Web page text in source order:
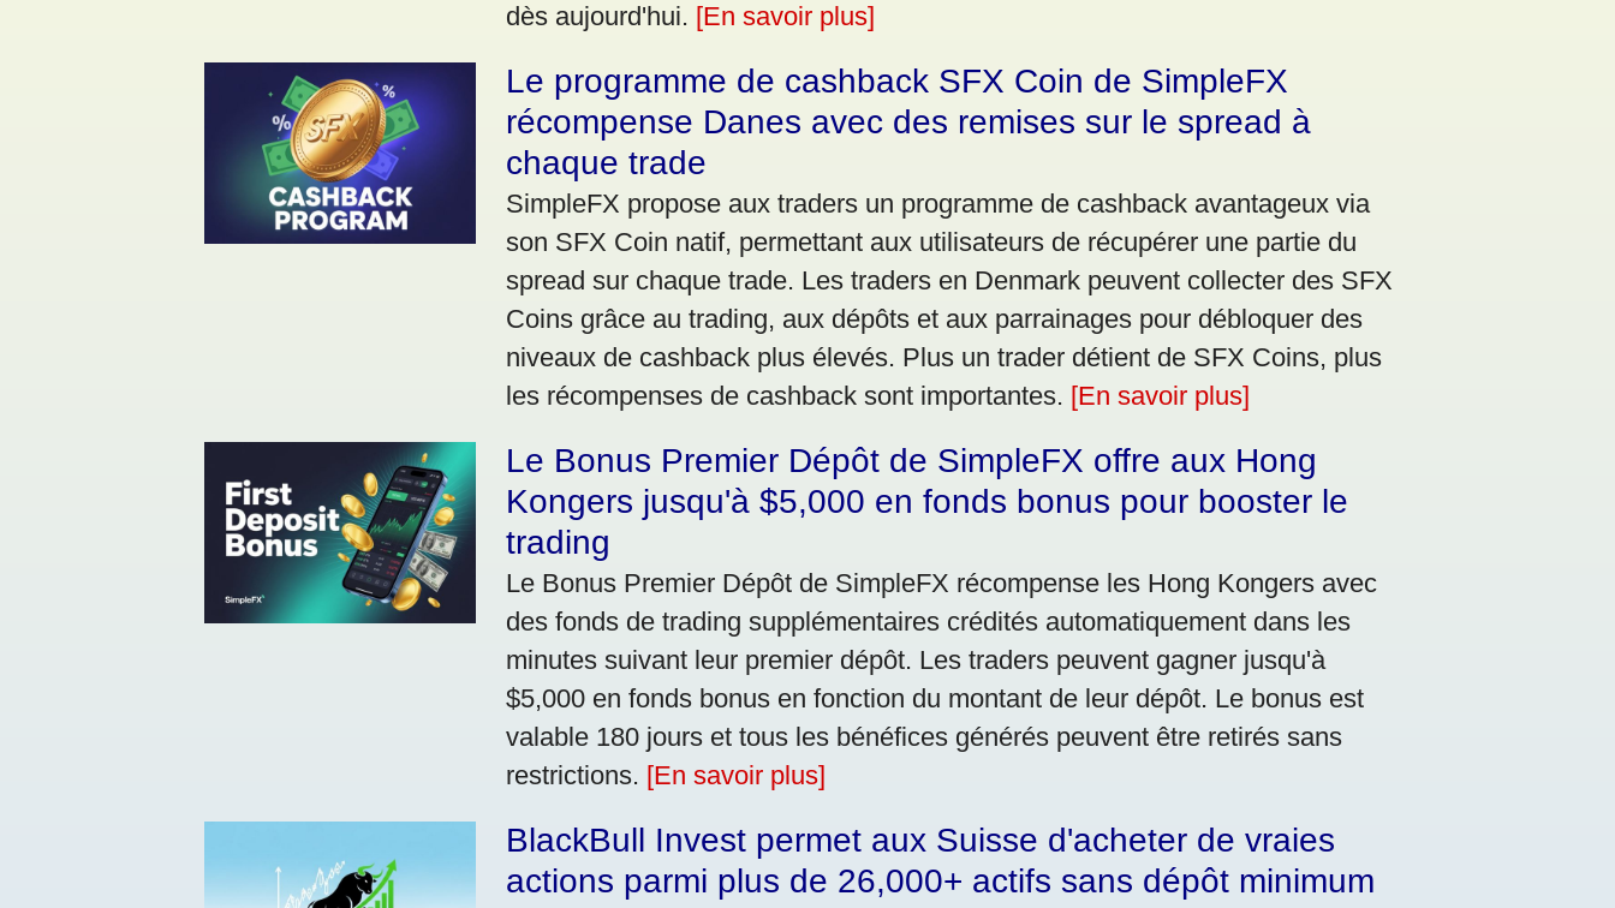
dès aujourd'hui. [En savoir plus]
Le programme de cashback SFX Coin de SimpleFX
récompense Danes avec des remises sur le spread à
chaque trade
SimpleFX propose aux traders un programme de cashback avantageux via
son SFX Coin natif, permettant aux utilisateurs de récupérer une partie du
spread sur chaque trade. Les traders en Denmark peuvent collecter des SFX
Coins grâce au trading, aux dépôts et aux parrainages pour débloquer des
niveaux de cashback plus élevés. Plus un trader détient de SFX Coins, plus
les récompenses de cashback sont importantes. [En savoir plus]
Le Bonus Premier Dépôt de SimpleFX offre aux Hong
Kongers jusqu'à $5,000 en fonds bonus pour booster le
trading
Le Bonus Premier Dépôt de SimpleFX récompense les Hong Kongers avec
des fonds de trading supplémentaires crédités automatiquement dans les
minutes suivant leur premier dépôt. Les traders peuvent gagner jusqu'à
$5,000 en fonds bonus en fonction du montant de leur dépôt. Le bonus est
valable 180 jours et tous les bénéfices générés peuvent être retirés sans
restrictions. [En savoir plus]
BlackBull Invest permet aux Suisse d'acheter de vraies
actions parmi plus de 26,000+ actifs sans dépôt minimum